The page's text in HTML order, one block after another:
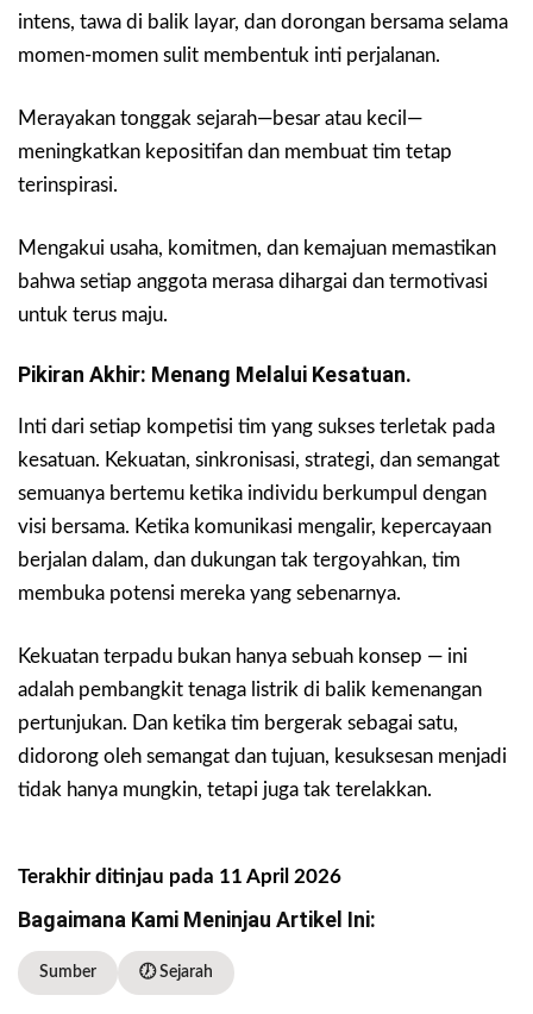
intens, tawa di balik layar, dan dorongan bersama selama
momen-momen sulit membentuk inti perjalanan.
Merayakan tonggak sejarah—besar atau kecil—
meningkatkan kepositifan dan membuat tim tetap
terinspirasi.
Mengakui usaha, komitmen, dan kemajuan memastikan
bahwa setiap anggota merasa dihargai dan termotivasi
untuk terus maju.
Pikiran Akhir: Menang Melalui Kesatuan.
Inti dari setiap kompetisi tim yang sukses terletak pada
kesatuan. Kekuatan, sinkronisasi, strategi, dan semangat
semuanya bertemu ketika individu berkumpul dengan
visi bersama. Ketika komunikasi mengalir, kepercayaan
berjalan dalam, dan dukungan tak tergoyahkan, tim
membuka potensi mereka yang sebenarnya.
Kekuatan terpadu bukan hanya sebuah konsep — ini
adalah pembangkit tenaga listrik di balik kemenangan
pertunjukan. Dan ketika tim bergerak sebagai satu,
didorong oleh semangat dan tujuan, kesuksesan menjadi
tidak hanya mungkin, tetapi juga tak terelakkan.
Terakhir ditinjau pada 11 April 2026
Bagaimana Kami Meninjau Artikel Ini:
Sumber 🕖 Sejarah